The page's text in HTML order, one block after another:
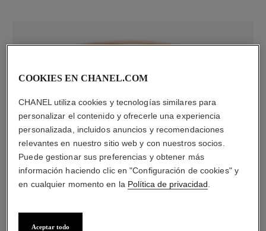
ORO BEIGE de 18 quilates
COOKIES EN CHANEL.COM
CHANEL utiliza cookies y tecnologías similares para
personalizar el contenido y ofrecerle una experiencia
personalizada, incluidos anuncios y recomendaciones
relevantes en nuestro sitio web y con nuestros socios.
Puede gestionar sus preferencias y obtener más
información haciendo clic en "Configuración de cookies" y
en cualquier momento en la Política de privacidad
Aceptar todo